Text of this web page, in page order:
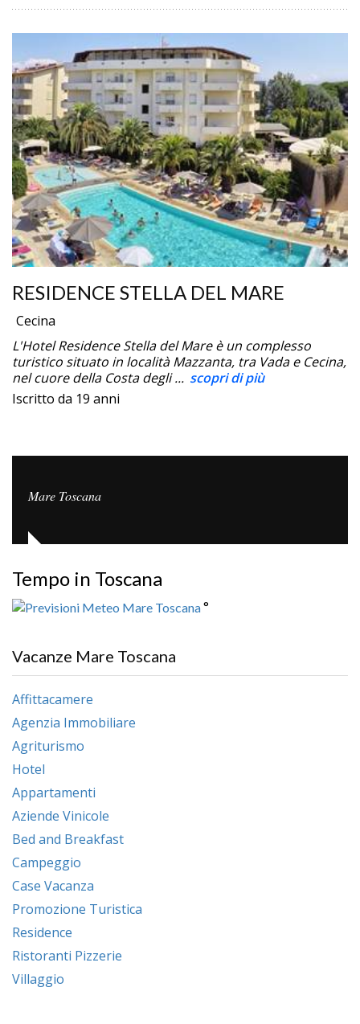
RESIDENCE STELLA DEL MARE
Cecina
L'Hotel Residence Stella del Mare è un complesso
turistico situato in località Mazzanta, tra Vada e Cecina,
nel cuore della Costa degli ... scopri di più
Iscritto da 19 anni
Mare Toscana
Tempo in Toscana
°
Vacanze Mare Toscana
Affittacamere
Agenzia Immobiliare
Agriturismo
Hotel
Appartamenti
Aziende Vinicole
Bed and Breakfast
Campeggio
Case Vacanza
Promozione Turistica
Residence
Ristoranti Pizzerie
Villaggio